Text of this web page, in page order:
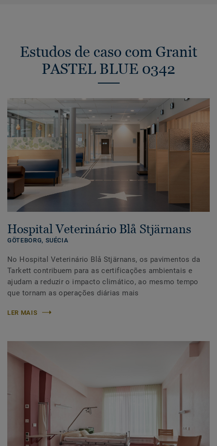
Estudos de caso com Granit
PASTEL BLUE 0342
Hospital Veterinário Blå Stjärnans
GÖTEBORG, SUÉCIA
No Hospital Veterinário Blå Stjärnans, os pavimentos da
Tarkett contribuem para as certificações ambientais e
ajudam a reduzir o impacto climático, ao mesmo tempo
que tornam as operações diárias mais
LER MAIS